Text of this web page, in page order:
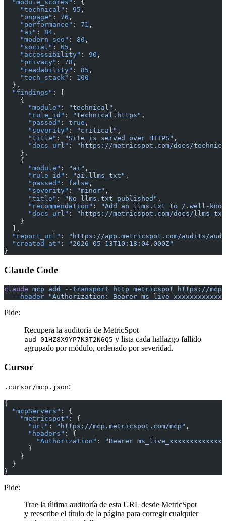
  "module_scores"
: {
    "technical"
: 95 ,
    "onpage"
: 76 ,
    "performance"
: 71 ,
    "ai"
: 84 ,
    "modern_seo"
: 80 ,
    "social"
: 65 ,
    "accessibility"
: 90 ,
    "privacy"
: 78 ,
    "readability"
: 85 ,
    "tech_stack"
: 100
  },
  "findings"
: [
    {
      "module"
: "technical" ,
      "rule_id"
: "technical.https" ,
      "passed"
: true ,
      "severity"
: "critical" ,
      "title"
: "Site is served over HTTPS" ,
      "docs_url"
:
"https://metricspot.com/docs/
    },
    {
      "module"
: "ai" ,
      "rule_id"
: "ai.llms_txt" ,
      "passed"
: false ,
      "severity"
: "minor" ,
      "title"
: "No llms.txt published" ,
      "recommendation"
:
"Add an llms.txt to /.well-
      "docs_url"
:
"https://metricspot.com/docs/llms-
    }
  ],
  "report_url"
:
"https://app.metricspot.com/audits/
  "created_at"
:
"2026-05-13T10:18:04.000Z"
}
Claude Code
claude mcp add --transport http metricspot https://
  --header
"Authorization: Bearer
Pide:
Recupera la auditoría de MetricSpot
aud_01HZ8X9YP7K3T2N6Q5 y lista cada hallazgo fallido
agrupado por módulo, ordenado por severidad.
Cursor
.cursor/mcp.json:
{
  "mcpServers"
: {
    "metricspot"
: {
      "url"
: "https://mcp.metricspot.com/mcp" ,
      "headers"
: {
        "Authorization"
:
"Bearer
      }
    }
  }
}
Pide:
Trae la última auditoría de esta URL desde MetricSpot
y reescribe el título de la página para corregir cualquier